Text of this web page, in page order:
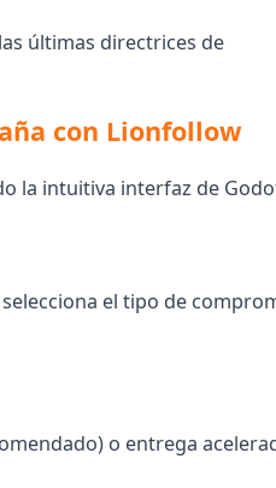
últimas directrices de
con Lionfollow
la intuitiva interfaz de
el tipo de
o entrega